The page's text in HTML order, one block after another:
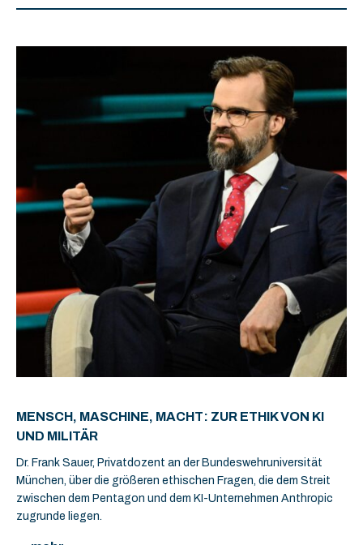
MENSCH, MASCHINE, MACHT: ZUR ETHIK VON KI
UND MILITÄR
Dr. Frank Sauer, Privatdozent an der Bundeswehruniversität
München, über die größeren ethischen Fragen, die dem Streit
zwischen dem Pentagon und dem KI-Unternehmen Anthropic
zugrunde liegen.